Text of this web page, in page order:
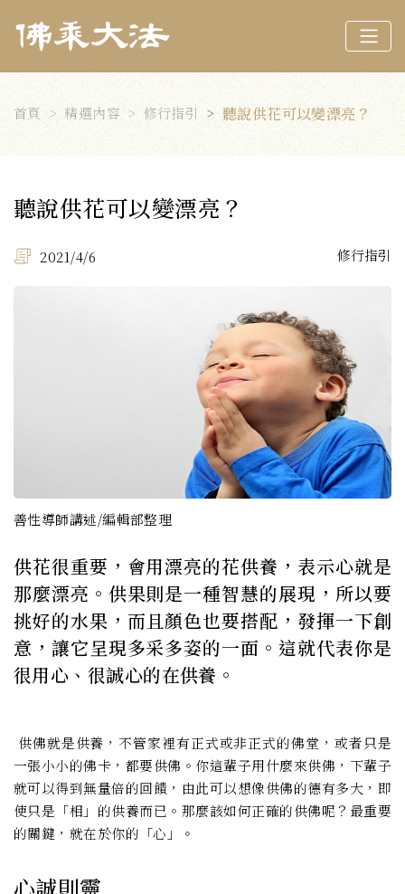
首頁 精選內容 修行指引 聽說供花可以變漂亮？
聽說供花可以變漂亮？
2021/4/6 修行指引
善性導師講述/編輯部整理
供花很重要，會用漂亮的花供養，表示心就是
那麼漂亮。供果則是一種智慧的展現，所以要
挑好的水果，而且顏色也要搭配，發揮一下創
意，讓它呈現多采多姿的一面。這就代表你是
很用心、很誠心的在供養。
供佛就是供養，不管家裡有正式或非正式的佛堂，或者只是
一張小小的佛卡，都要供佛。你這輩子用什麼來供佛，下輩子
就可以得到無量倍的回饋，由此可以想像供佛的德有多大，即
使只是「相」的供養而已。那麼該如何正確的供佛呢？最重要
的關鍵，就在於你的「心」。
心誠則靈